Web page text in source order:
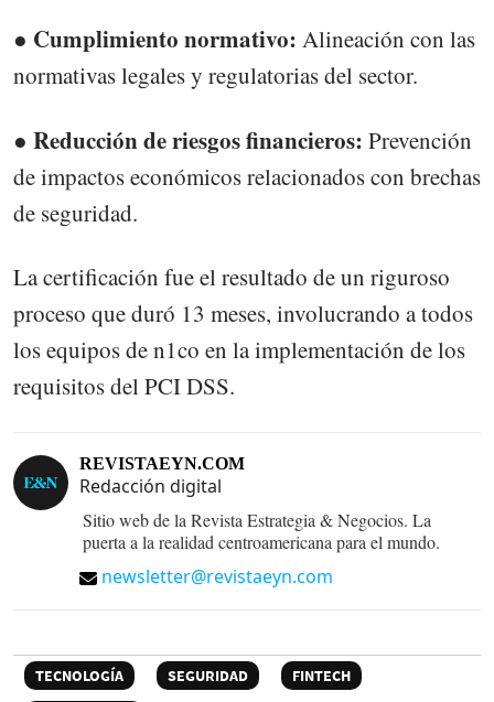
● Cumplimiento normativo: Alineación con las
normativas legales y regulatorias del sector.
● Reducción de riesgos financieros: Prevención
de impactos económicos relacionados con brechas
de seguridad.
La certificación fue el resultado de un riguroso
proceso que duró 13 meses, involucrando a todos
los equipos de n1co en la implementación de los
requisitos del PCI DSS.
REVISTAEYN.COM
Redacción digital
Sitio web de la Revista Estrategia & Negocios. La
puerta a la realidad centroamericana para el mundo.
newsletter@revistaeyn.com
TECNOLOGÍA SEGURIDAD
FINTECH